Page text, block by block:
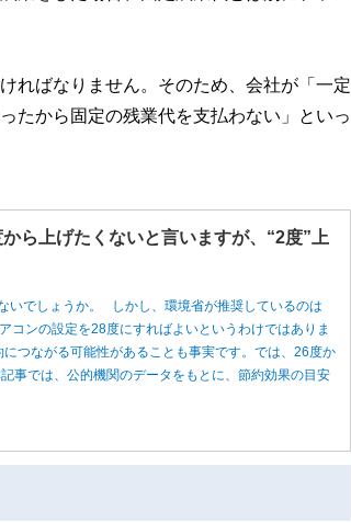
ればなりません。そのため、会社が「一定
たから固定の残業代を支払わない」といっ
ら上げたくないと言いますが、“2度”上
いでしょうか。 しかし、環境省が推奨しているのは
コンの設定を28度にすればよいというわけではありま
つながる可能性があることも事実です。では、26度か
事では、公的機関のデータをもとに、節約効果の目安